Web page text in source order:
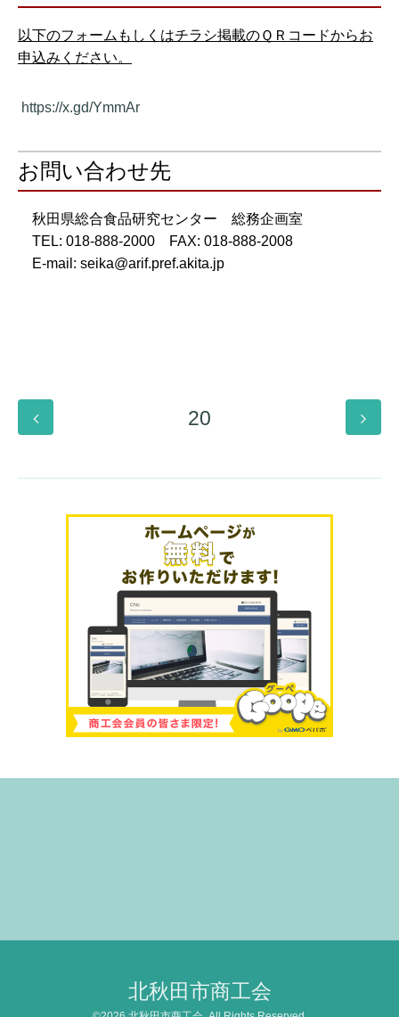
以下のフォームもしくはチラシ掲載のＱＲコードからお
申込みください。
https://x.gd/YmmAr
お問い合わせ先
秋田県総合食品研究センター 総務企画室
TEL: 018-888-2000 FAX: 018-888-2008
E-mail: seika@arif.pref.akita.jp
20
北秋田市商工会